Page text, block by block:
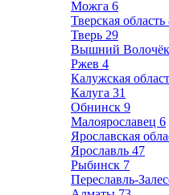
Можга 6
Тверская область
Тверь 29
Вышний Волочёк
Ржев 4
Калужская
Калуга 31
Обнинск 9
Малоярославец 6
Ярославская
Ярославль 47
Рыбинск 7
Переславль-